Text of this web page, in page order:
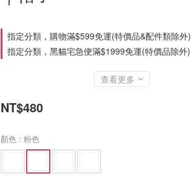
指定分類，購物滿$599免運(特價品&配件類除外)
指定分類，黑貓宅急便滿$1999免運(特價品除外)
查看更多
NT$480
顏色 : 粉色